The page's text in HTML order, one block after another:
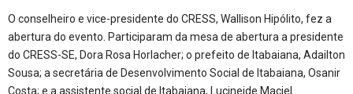
O conselheiro e vice-presidente do CRESS, Wallison Hipólito, fez a
abertura do evento. Participaram da mesa de abertura a presidente
do CRESS-SE, Dora Rosa Horlacher; o prefeito de Itabaiana, Adailton
Sousa; a secretária de Desenvolvimento Social de Itabaiana, Osanir
Costa; e a assistente social de Itabaiana, Lucineide Maciel.